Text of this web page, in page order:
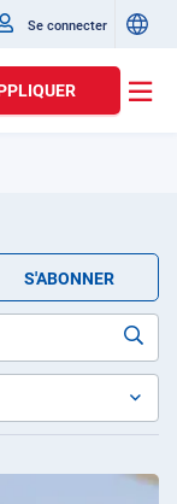
Se connecter
S'ABONNER